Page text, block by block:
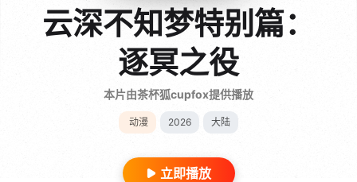
云深不知梦特别篇：
逐冥之役
本片由茶杯狐cupfox提供播放
动漫 2026 大陆
立即播放